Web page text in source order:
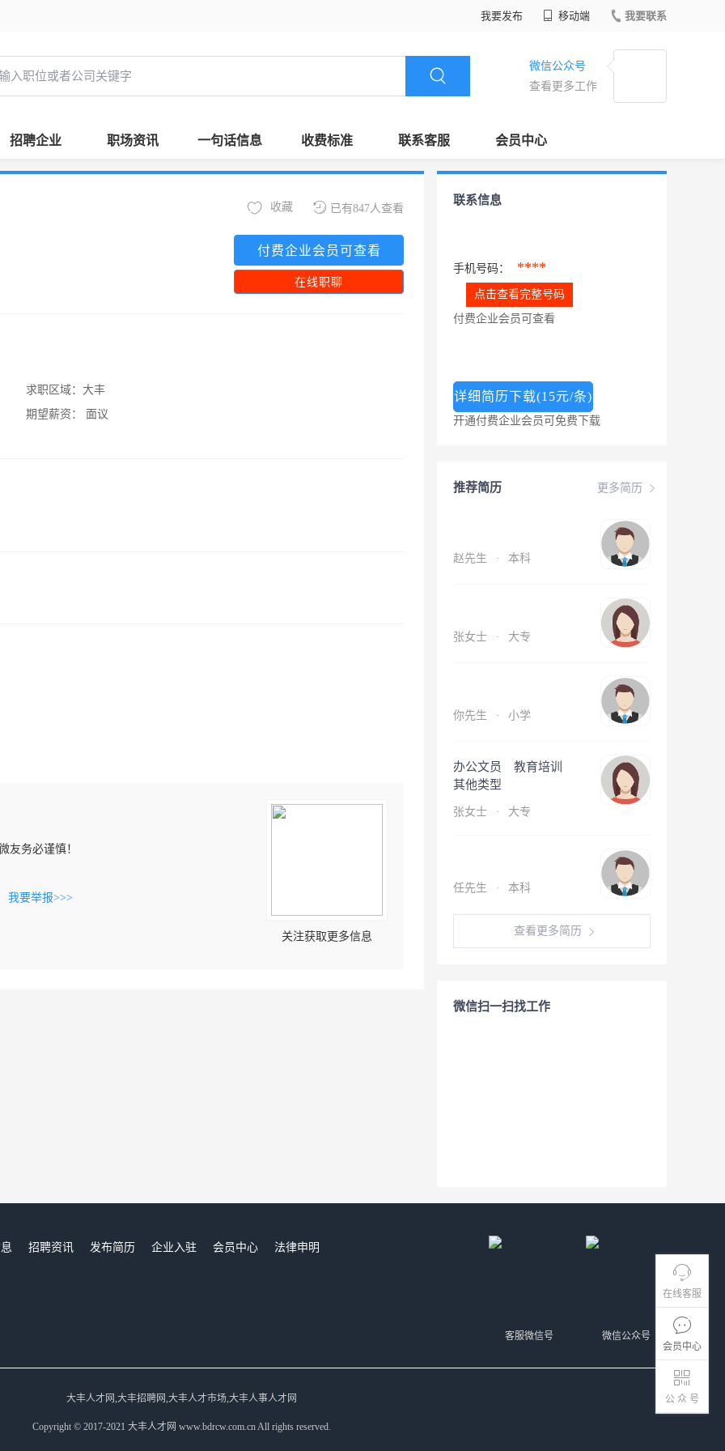
我要发布 移动端 我要联系
微信公众号
查看更多工作
招聘企业 职场资讯 一句话信息 收费标准 联系客服 会员中心
在线客服
会员中心
公 众 号
已有847人查看
收藏
付费企业会员可查看
在线职聊
求职区域： 大丰
期望薪资：
面议
友务必谨慎！
我要举报>>>
关注获取更多信息
联系信息
手机号码： ****
点击查看完整号码
付费企业会员可查看
详细简历下载(15元/条)
开通付费企业会员可免费下载
更多简历
推荐简历
赵先生 · 本科
张女士 · 大专
你先生 · 小学
办公文员 教育培训
其他类型
张女士 · 大专
任先生 · 本科
查看更多简历
微信扫一扫找工作
招聘资讯 发布简历 企业入驻 会员中心
法律申明
微信公众号
客服微信号
大丰人才网,大丰招聘网,大丰人才市场,大丰人事人才网
Copyright © 2017-2021 大丰人才网 www.bdrcw.com.cn All rights reserved.